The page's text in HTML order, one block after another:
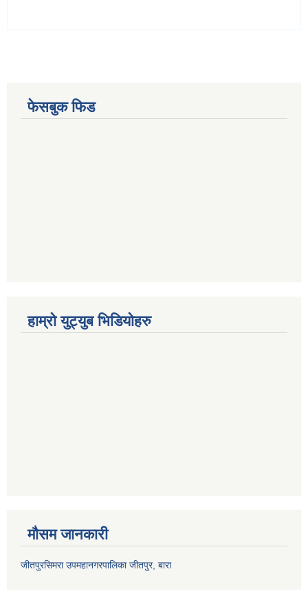
फेसबुक फिड
हाम्रो युट्युब भिडियोहरु
मौसम जानकारी
जीतपुरसिमरा उपमहानगरपालिका जीतपुर, बारा